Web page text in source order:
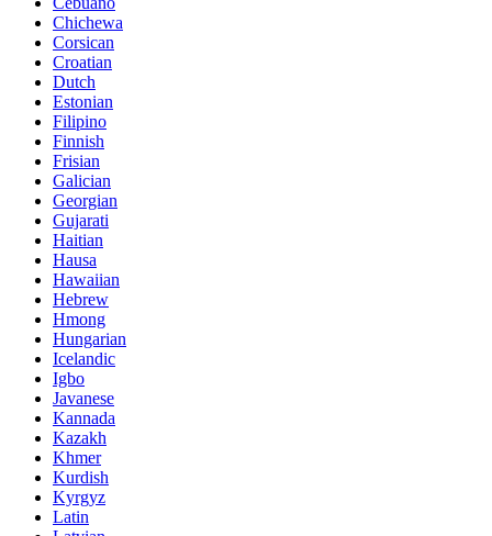
Chichewa
Corsican
Croatian
Dutch
Estonian
Filipino
Finnish
Frisian
Galician
Georgian
Gujarati
Haitian
Hausa
Hawaiian
Hebrew
Hmong
Hungarian
Icelandic
Igbo
Javanese
Kannada
Kazakh
Khmer
Kurdish
Kyrgyz
Latin